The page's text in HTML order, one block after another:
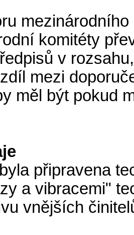
komitéty
v
mezi
měl být pokud
připravena
a vibracemi"
vnějších